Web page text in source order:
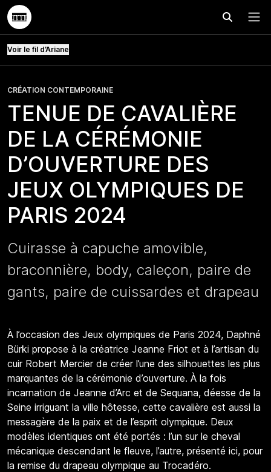
Voir le fil d’Ariane
CRÉATION CONTEMPORAINE
TENUE DE CAVALIÈRE
DE LA CÉRÉMONIE
D’OUVERTURE DES
JEUX OLYMPIQUES DE
PARIS 2024
Cuirasse à capuche amovible,
braconnière, body, caleçon, paire de
gants, paire de cuissardes et drapeau
À l’occasion des Jeux olympiques de Paris 2024, Daphné
Bürki propose à la créatrice Jeanne Friot et à l’artisan du
cuir Robert Mercier de créer l’une des silhouettes les plus
marquantes de la cérémonie d’ouverture. À la fois
incarnation de Jeanne d’Arc et de Sequana, déesse de la
Seine irriguant la ville hôtesse, cette cavalière est aussi la
messagère de la paix et de l’esprit olympique. Deux
modèles identiques ont été portés : l’un sur le cheval
mécanique descendant le fleuve, l’autre, présenté ici, pour
la remise du drapeau olympique au Trocadéro.